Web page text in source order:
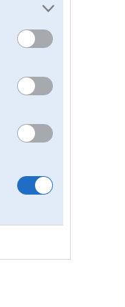
braukšanas ziņā būs kāds
vairs no svaigajiem...